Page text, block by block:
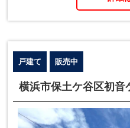
戸建て 販売中
横浜市保土ケ谷区初音